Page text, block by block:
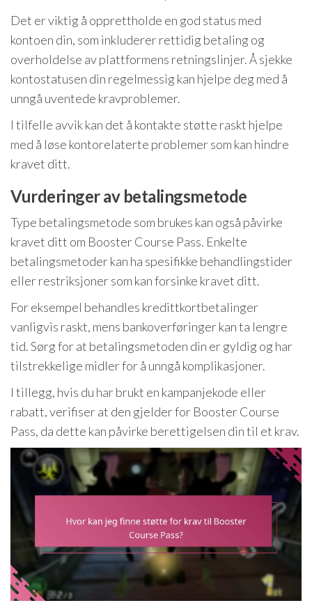
Det er viktig å opprettholde en god status med
kontoen din, som inkluderer rettidig betaling og
overholdelse av plattformens retningslinjer. Å sjekke
kontostatusen din regelmessig kan hjelpe deg med å
unngå uventede kravproblemer.
I tilfelle avvik kan det å kontakte støtte raskt hjelpe
med å løse kontorelaterte problemer som kan hindre
kravet ditt.
Vurderinger av betalingsmetode
Type betalingsmetode som brukes kan også påvirke
kravet ditt om Booster Course Pass. Enkelte
betalingsmetoder kan ha spesifikke behandlingstider
eller restriksjoner som kan forsinke kravet ditt.
For eksempel behandles kredittkortbetalinger
vanligvis raskt, mens bankoverføringer kan ta lengre
tid. Sørg for at betalingsmetoden din er gyldig og har
tilstrekkelige midler for å unngå komplikasjoner.
I tillegg, hvis du har brukt en kampanjekode eller
rabatt, verifiser at den gjelder for Booster Course
Pass, da dette kan påvirke berettigelsen din til et krav.